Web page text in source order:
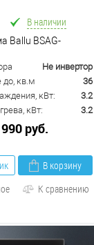
В наличии
Ballu BSAG-
Не инвертор
кв.м
36
кВт:
3.2
кВт:
3.2
руб.
В корзину
К сравнению